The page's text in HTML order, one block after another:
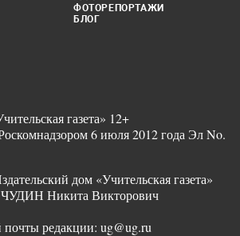
ФОТОРЕПОРТАЖИ
БЛОГ
газета» 12+
6 июля 2012 года Эл No.
дом «Учительская газета»
ЧУДИН Никита Викторович
почты редакции: ug@ug.ru